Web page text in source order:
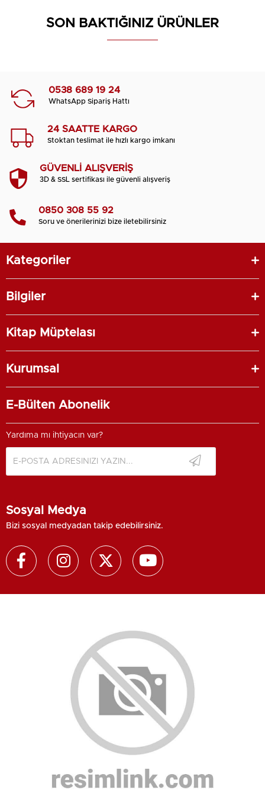
SON BAKTIĞINIZ ÜRÜNLER
0538 689 19 24
WhatsApp Sipariş Hattı
24 SAATTE KARGO
Stoktan teslimat ile hızlı kargo imkanı
GÜVENLİ ALIŞVERİŞ
3D & SSL sertifikası ile güvenli alışveriş
0850 308 55 92
Soru ve önerilerinizi bize iletebilirsiniz
Kategoriler
Bilgiler
Kitap Müptelası
Kurumsal
E-Bülten Abonelik
Yardıma mı ihtiyacın var?
Sosyal Medya
Bizi sosyal medyadan takip edebilirsiniz.